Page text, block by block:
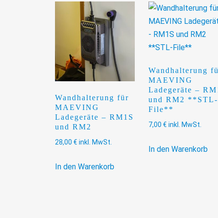
Wandhalterung für
MAEVING
Ladegeräte – RM1S
und RM2
28,00 € inkl. MwSt.
In den Warenkorb
Wandhalterung
MAEVING
Ladegeräte –
und RM2 **STL-
File**
7,00 € inkl. MwSt.
In den Warenkorb